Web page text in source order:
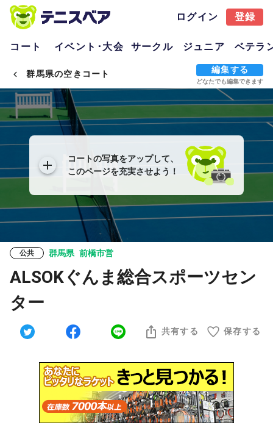
ログイン 登録
コート イベント･大会 サークル ジュニア ベテラ
群馬県の空きコート 編集する
どなたでも編集できます
コートの写真をアップして、
このページを充実させよう！
公共 群馬県 前橋市営
ALSOKぐんま総合スポーツセン
ター
共有する 保存する